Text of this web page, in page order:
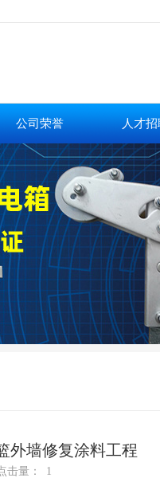
公司荣誉 人才招
外墙修复涂料工程
击量： 1